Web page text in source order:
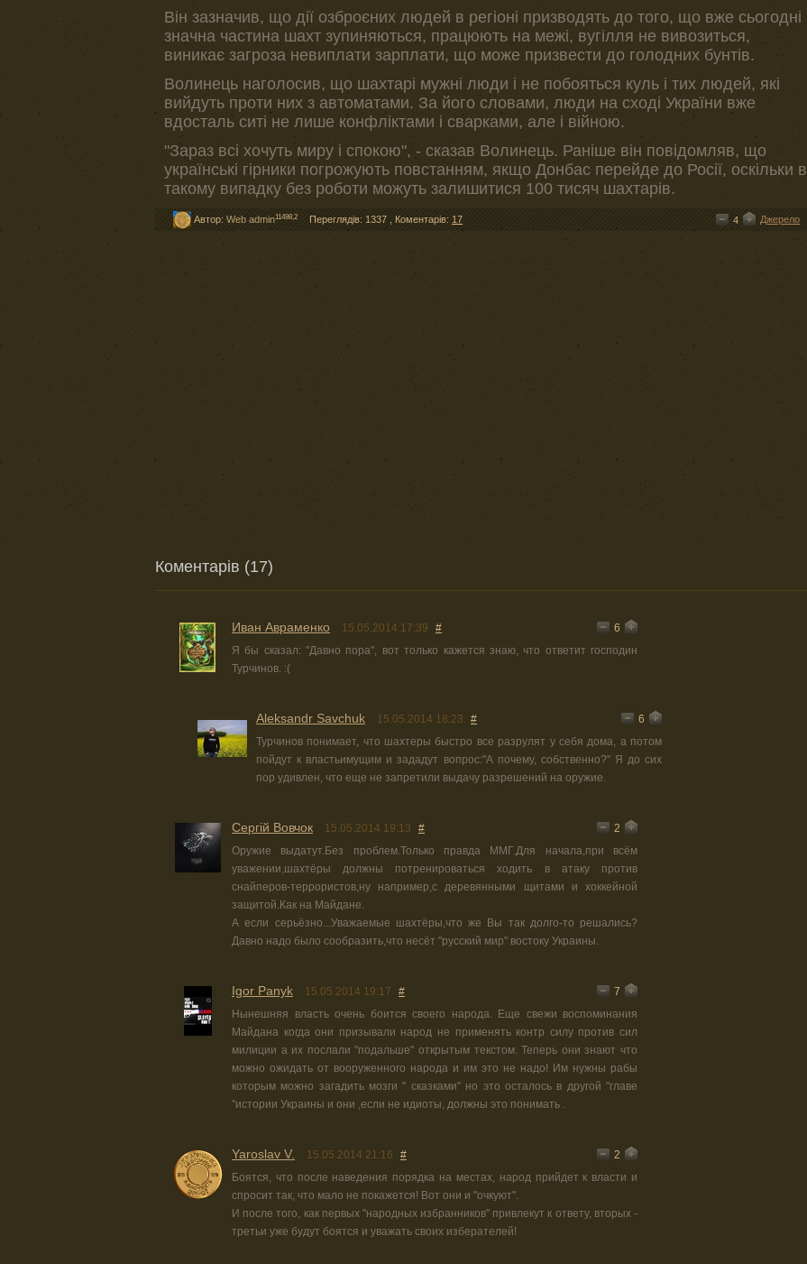
Він зазначив, що дії озброєних людей в регіоні призводять до того, що вже сьогодні
значна частина шахт зупиняються, працюють на межі, вугілля не вивозиться,
виникає загроза невиплати зарплати, що може призвести до голодних бунтів.
Волинець наголосив, що шахтарі мужні люди і не побояться куль і тих людей, які
вийдуть проти них з автоматами. За його словами, люди на сході України вже
вдосталь ситі не лише конфліктами і сварками, але і війною.
"Зараз всі хочуть миру і спокою", - сказав Волинець. Раніше він повідомляв, що
українські гірники погрожують повстанням, якщо Донбас перейде до Росії, оскільки в
такому випадку без роботи можуть залишитися 100 тисяч шахтарів.
Автор: Web admin11498,2 Переглядів: 1337 Коментарів: 17 Джерело
4
Коментарів (17)
Иван Авраменко 15.05.2014 17:39 #
6
Я бы сказал: "Давно пора", вот только кажется знаю, что ответит господин
Турчинов. :(
Aleksandr Savchuk 15.05.2014 18:23 #
6
Турчинов понимает, что шахтеры быстро все разрулят у себя дома, а потом
пойдут к властьимущим и зададут вопрос:"А почему, собственно?" Я до сих
пор удивлен, что еще не запретили выдачу разрешений на оружие.
Сергій Вовчок 15.05.2014 19:13 #
2
Оружие выдатут.Без проблем.Только правда ММГ.Для начала,при всём
уважении,шахтёры должны потренироваться ходить в атаку против
снайперов-террористов,ну например,с деревянными щитами и хоккейной
защитой.Как на Майдане.
А если серьёзно...Уважаемые шахтёры,что же Вы так долго-то решались?
Давно надо было сообразить,что несёт "русский мир" востоку Украины.
Igor Panyk 15.05.2014 19:17 #
7
Нынешняя власть очень боится своего народа. Еще свежи воспоминания
Майдана когда они призывали народ не применять контр силу против сил
милиции а их послали "подальше" открытым текстом. Теперь они знают что
можно ожидать от вооруженного народа и им это не надо! Им нужны рабы
которым можно загадить мозги " сказками" но это осталось в другой "главе
"истории Украины и они ,если не идиоты, должны это понимать .
Yaroslav V. 15.05.2014 21:16 #
2
Боятся, что после наведения порядка на местах, народ прийдет к власти и
спросит так, что мало не покажется! Вот они и "очкуют".
И после того, как первых "народных избранников" привлекут к ответу, вторых -
третьи уже будут боятся и уважать своих изберателей!